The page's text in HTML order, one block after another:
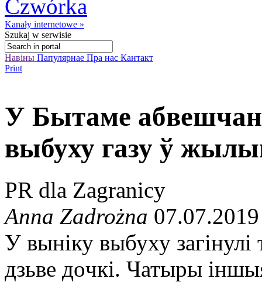
Kanały internetowe »
Szukaj w serwisie
Навіны Папулярнае Пра нас Кантакт
Print
У Бытаме
выбуху газу ў
PR dla Zagranicy
Anna Zadrożna
У выніку выбуху
дзьве дoчкі. Чатыры